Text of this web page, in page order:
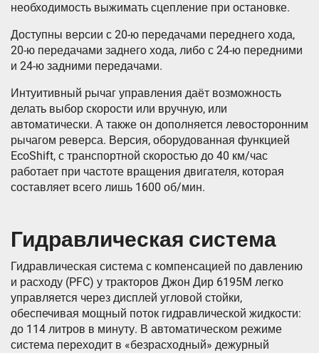
необходимость выжимать сцепление при остановке.
Доступны версии с 20-ю передачами переднего хода,
20-ю передачами заднего хода, либо с 24-ю передними
и 24-ю задними передачами.
Интуитивный рычаг управления даёт возможность
делать выбор скорости или вручную, или
автоматически. А также он дополняется левосторонним
рычагом реверса. Версия, оборудованная функцией
EcoShift, с транспортной скоростью до 40 км/час
работает при частоте вращения двигателя, которая
составляет всего лишь 1600 об/мин.
Гидравлическая система
Гидравлическая система с компенсацией по давлению
и расходу (PFC) у тракторов Джон Дир 6195M легко
управляется через дисплей угловой стойки,
обеспечивая мощный поток гидравлической жидкости:
до 114 литров в минуту. В автоматическом режиме
система переходит в «безрасходный» дежурный